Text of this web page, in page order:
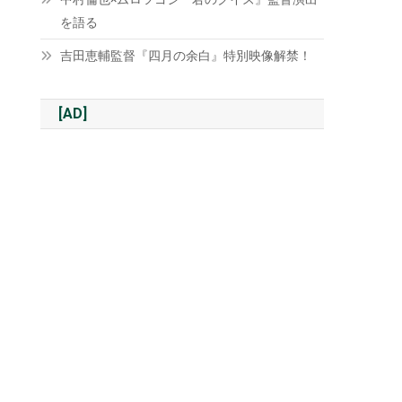
を語る
吉田恵輔監督『四月の余白』特別映像解禁！
[AD]